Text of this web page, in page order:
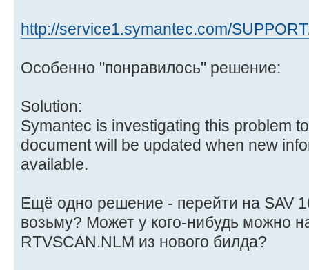
http://service1.symantec.com/
Особенно "понравилось" решение:
Solution:
Symantec is investigating this problem
document will be updated when new
available.
Ещё одно решение - перейти на SAV
возьму? Может у кого-нибудь можно
RTVSCAN.NLM из нового билда?